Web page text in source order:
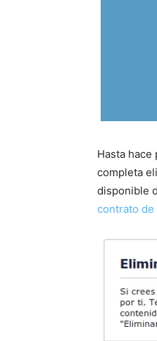
Hasta
completa
disponible
contrato de